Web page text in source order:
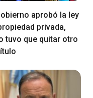
aprobó la ley
privada,
tuvo que quitar otro